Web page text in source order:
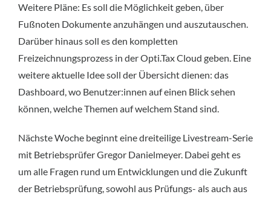
Weitere Pläne: Es soll die Möglichkeit geben, über
Fußnoten Dokumente anzuhängen und auszutauschen.
Darüber hinaus soll es den kompletten
Freizeichnungsprozess in der Opti.Tax Cloud geben. Eine
weitere aktuelle Idee soll der Übersicht dienen: das
Dashboard, wo Benutzer:innen auf einen Blick sehen
können, welche Themen auf welchem Stand sind.
Nächste Woche beginnt eine dreiteilige Livestream-Serie
mit Betriebsprüfer Gregor Danielmeyer. Dabei geht es
um alle Fragen rund um Entwicklungen und die Zukunft
der Betriebsprüfung, sowohl aus Prüfungs- als auch aus